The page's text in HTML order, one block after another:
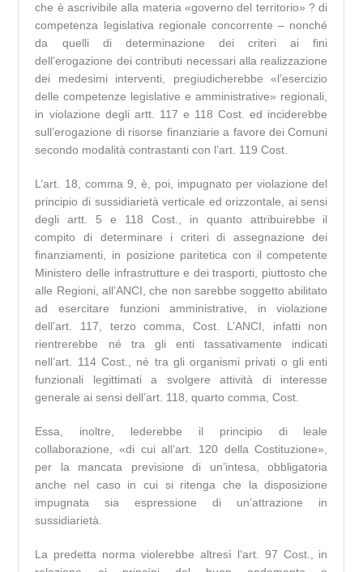
che è ascrivibile alla materia «governo del territorio» ? di
competenza legislativa regionale concorrente – nonché
da quelli di determinazione dei criteri ai fini
dell’erogazione dei contributi necessari alla realizzazione
dei medesimi interventi, pregiudicherebbe «l’esercizio
delle competenze legislative e amministrative» regionali,
in violazione degli artt. 117 e 118 Cost. ed inciderebbe
sull’erogazione di risorse finanziarie a favore dei Comuni
secondo modalità contrastanti con l’art. 119 Cost.
L’art. 18, comma 9, è, poi, impugnato per violazione del
principio di sussidiarietà verticale ed orizzontale, ai sensi
degli artt. 5 e 118 Cost., in quanto attribuirebbe il
compito di determinare i criteri di assegnazione dei
finanziamenti, in posizione paritetica con il competente
Ministero delle infrastrutture e dei trasporti, piuttosto che
alle Regioni, all’ANCI, che non sarebbe soggetto abilitato
ad esercitare funzioni amministrative, in violazione
dell’art. 117, terzo comma, Cost. L’ANCI, infatti non
rientrerebbe né tra gli enti tassativamente indicati
nell’art. 114 Cost., né tra gli organismi privati o gli enti
funzionali legittimati a svolgere attività di interesse
generale ai sensi dell’art. 118, quarto comma, Cost.
Essa, inoltre, lederebbe il principio di leale
collaborazione, «di cui all’art. 120 della Costituzione»,
per la mancata previsione di un’intesa, obbligatoria
anche nel caso in cui si ritenga che la disposizione
impugnata sia espressione di un’attrazione in
sussidiarietà.
La predetta norma violerebbe altresì l’art. 97 Cost., in